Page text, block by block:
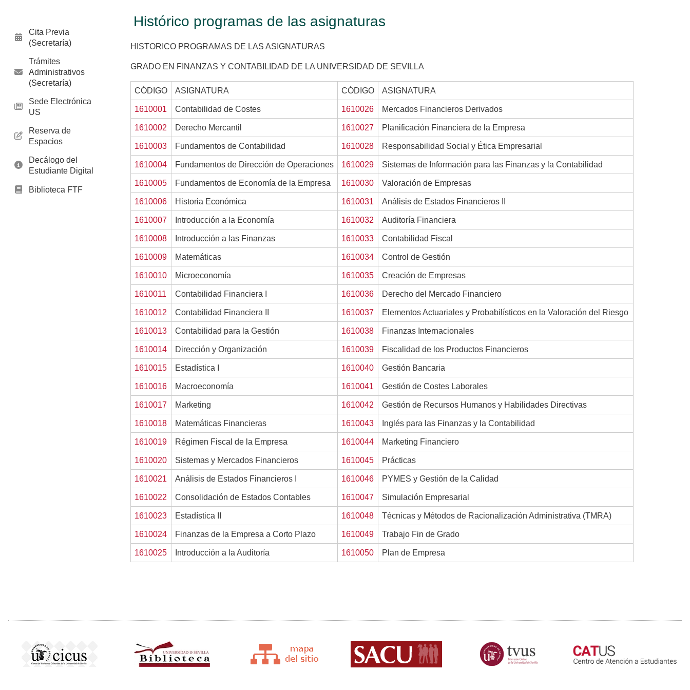
Histórico programas de las asignaturas
HISTORICO PROGRAMAS DE LAS ASIGNATURAS
GRADO EN FINANZAS Y CONTABILIDAD DE LA UNIVERSIDAD DE SEVILLA
CÓDIGO ASIGNATURA CÓDIGO ASIGNATURA
1610001 Contabilidad de Costes 1610026 Mercados Financieros Derivados
1610002 Derecho Mercantil 1610027 Planificación Financiera de la Empresa
1610003 Fundamentos de Contabilidad 1610028 Responsabilidad Social y Ética Empresarial
1610004 Fundamentos de Dirección de Operaciones 1610029 Sistemas de Información para las Finanzas y la Contabilidad
1610005 Fundamentos de Economía de la Empresa 1610030 Valoración de Empresas
1610006 Historia Económica 1610031 Análisis de Estados Financieros II
1610007 Introducción a la Economía 1610032 Auditoría Financiera
1610008 Introducción a las Finanzas 1610033 Contabilidad Fiscal
1610009 Matemáticas 1610034 Control de Gestión
1610010 Microeconomía 1610035 Creación de Empresas
1610011 Contabilidad Financiera I 1610036 Derecho del Mercado Financiero
1610012 Contabilidad Financiera II 1610037 Elementos Actuariales y Probabilísticos en la Valoración del Riesgo
1610013 Contabilidad para la Gestión 1610038 Finanzas Internacionales
1610014 Dirección y Organización 1610039 Fiscalidad de los Productos Financieros
1610015 Estadística I 1610040 Gestión Bancaria
1610016 Macroeconomía 1610041 Gestión de Costes Laborales
1610017 Marketing 1610042 Gestión de Recursos Humanos y Habilidades Directivas
1610018 Matemáticas Financieras 1610043 Inglés para las Finanzas y la Contabilidad
1610019 Régimen Fiscal de la Empresa 1610044 Marketing Financiero
1610020 Sistemas y Mercados Financieros 1610045 Prácticas
1610021 Análisis de Estados Financieros I 1610046 PYMES y Gestión de la Calidad
1610022 Consolidación de Estados Contables 1610047 Simulación Empresarial
1610023 Estadística II 1610048 Técnicas y Métodos de Racionalización Administrativa (TMRA)
1610024 Finanzas de la Empresa a Corto Plazo 1610049 Trabajo Fin de Grado
1610025 Introducción a la Auditoría 1610050 Plan de Empresa
Cita Previa
(Secretaría)
Trámites
Administrativos
(Secretaría)
Sede Electrónica
US
Reserva de
Espacios
Decálogo del
Estudiante Digital
Biblioteca FTF